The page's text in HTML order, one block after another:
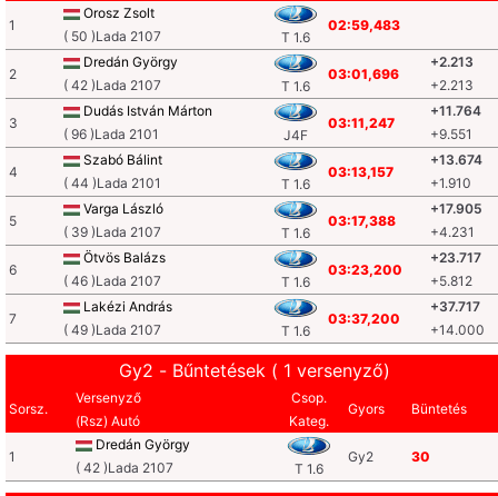
1
Orosz Zsolt
( 50 )Lada 2107
T 1.6
02:59,483
2
Dredán György
( 42 )Lada 2107
T 1.6
03:01,696
+2.213
+2.213
3
Dudás István Márton
( 96 )Lada 2101
J4F
03:11,247
+11.764
+9.551
4
Szabó Bálint
( 44 )Lada 2101
T 1.6
03:13,157
+13.674
+1.910
5
Varga László
( 39 )Lada 2107
T 1.6
03:17,388
+17.905
+4.231
6
Ötvös Balázs
( 46 )Lada 2107
T 1.6
03:23,200
+23.717
+5.812
7
Lakézi András
( 49 )Lada 2107
T 1.6
03:37,200
+37.717
+14.000
Gy2 - Bűntetések ( 1 versenyző)
Sorsz.
Versenyző
(Rsz) Autó
Csop.
Kateg.
Gyors Büntetés
1
Dredán György
( 42 )Lada 2107
T 1.6
Gy2 30